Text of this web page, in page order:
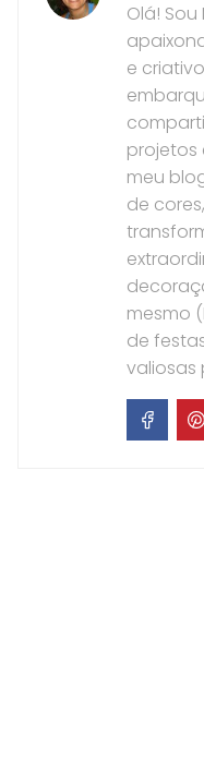
Olá! Sou
e
projetos
meu
de
mesmo
de
valiosas